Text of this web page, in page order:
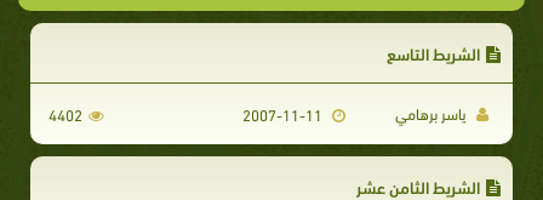
الشريط التاسع
ياسر برهامي 4402
الشريط الثامن عشر